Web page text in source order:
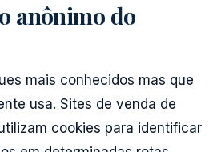
anônimo do
mais conhecidos mas que
usa. Sites de venda de
cookies para identificar